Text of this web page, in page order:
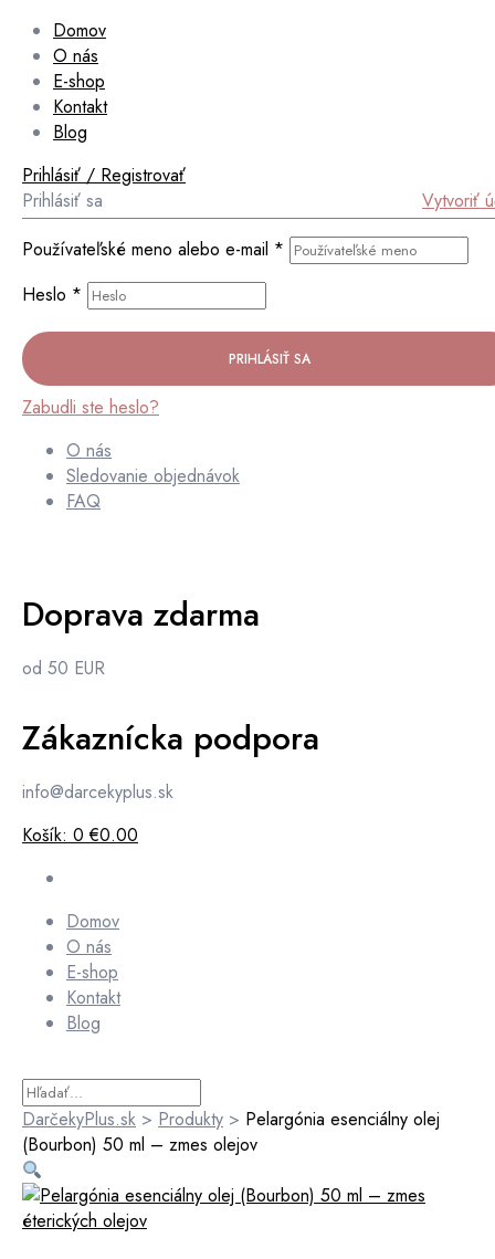
Domov
O nás
E-shop
Kontakt
Blog
Prihlásiť / Registrovať
Prihlásiť sa
Vytvoriť
Používateľské meno alebo e-mail *
Heslo *
PRIHLÁSIŤ SA
Zabudli ste heslo?
O nás
Sledovanie objednávok
FAQ
Doprava zdarma
od 50 EUR
Zákaznícka podpora
info@darcekyplus.sk
Košík: 0 €0.00
Domov
O nás
E-shop
Kontakt
Blog
DarčekyPlus.sk > Produkty > Pelargónia esenciálny olej
(Bourbon) 50 ml – zmes olejov